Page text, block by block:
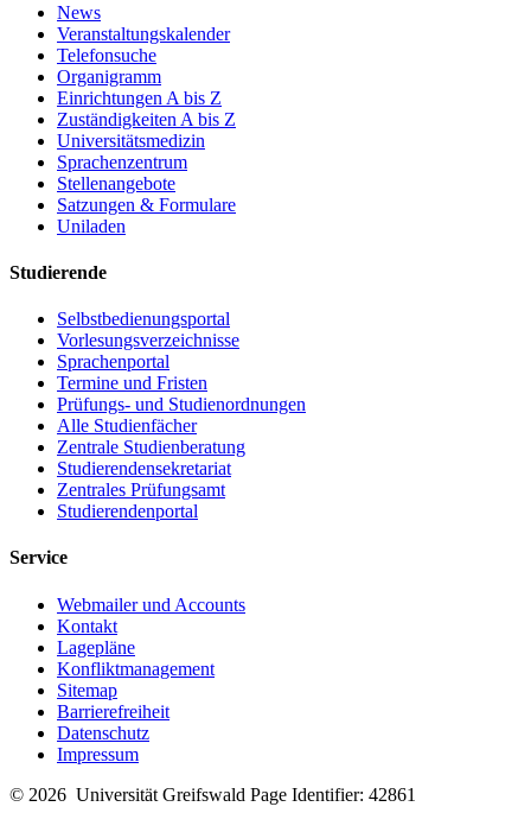
News
Veranstaltungskalender
Telefonsuche
Organigramm
Einrichtungen A bis Z
Zuständigkeiten A bis Z
Universitätsmedizin
Sprachenzentrum
Stellenangebote
Satzungen & Formulare
Uniladen
Studierende
Selbstbedienungsportal
Vorlesungsverzeichnisse
Sprachenportal
Termine und Fristen
Prüfungs- und Studienordnungen
Alle Studienfächer
Zentrale Studienberatung
Studierendensekretariat
Zentrales Prüfungsamt
Studierendenportal
Service
Webmailer und Accounts
Kontakt
Lagepläne
Konfliktmanagement
Sitemap
Barrierefreiheit
Datenschutz
Impressum
© 2026 Universität Greifswald Page Identifier: 42861